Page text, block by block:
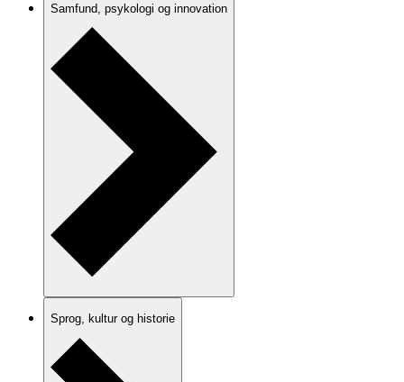
Samfund, psykologi og innovation
Sprog, kultur og historie